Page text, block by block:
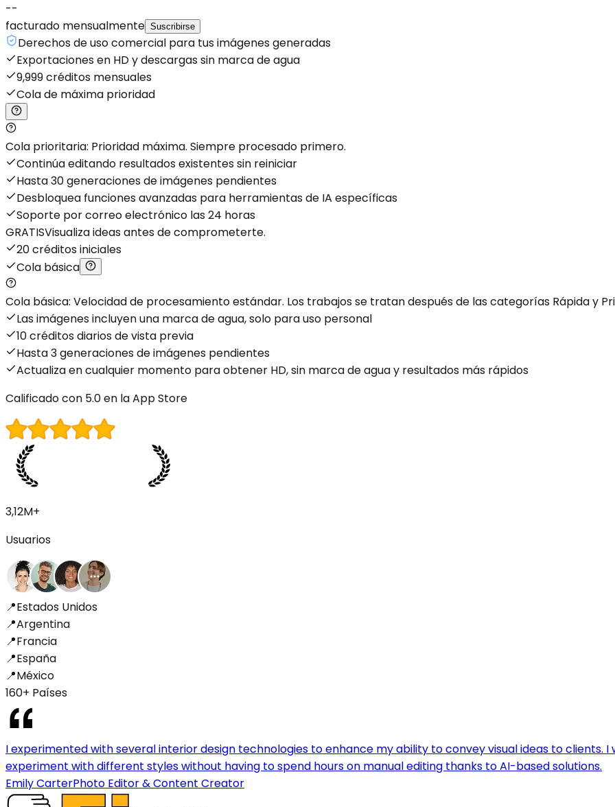
--
facturado mensualmente Suscribirse
Derechos de uso comercial para tus imágenes generadas
Exportaciones en HD y descargas sin marca de agua
9,999 créditos mensuales
Cola de máxima prioridad
Cola prioritaria: Prioridad máxima. Siempre procesado primero.
Continúa editando resultados existentes sin reiniciar
Hasta 30 generaciones de imágenes pendientes
Desbloquea funciones avanzadas para herramientas de IA específicas
Soporte por correo electrónico las 24 horas
GRATISVisualiza ideas antes de comprometerte.
20 créditos iniciales
Cola básica
Cola básica: Velocidad de procesamiento estándar. Los trabajos se tratan después de las categorías Rápida y
Las imágenes incluyen una marca de agua, solo para uso personal
10 créditos diarios de vista previa
Hasta 3 generaciones de imágenes pendientes
Actualiza en cualquier momento para obtener HD, sin marca de agua y resultados más rápidos
Calificado con 5.0 en la App Store
3,12M+
Usuarios
📍Estados Unidos
📍Argentina
📍Francia
📍España
📍México
160+ Países
I experimented with several interior design technologies to enhance my ability to convey visual ideas to clients.
experiment with different styles without having to spend hours on manual editing thanks to AI-based solutions.
Emily CarterPhoto Editor & Content Creator